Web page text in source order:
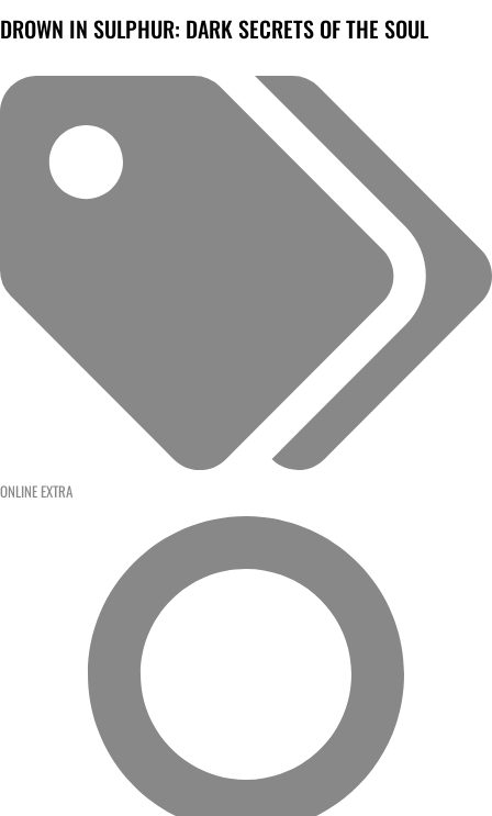
DROWN IN SULPHUR: DARK SECRETS OF THE SOUL
ONLINE EXTRA